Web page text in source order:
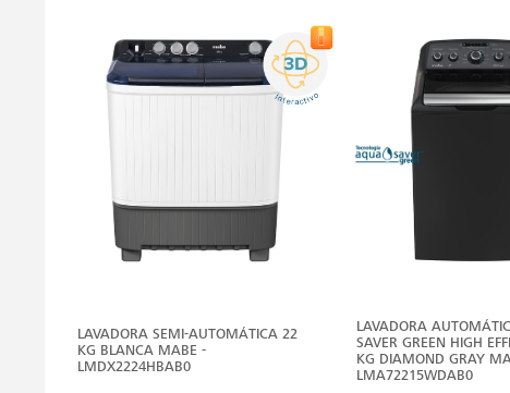
LAVADORA SEMI-AUTOMÁTICA 22
KG BLANCA MABE -
LMDX2224HBAB0
LAVADORA
SAVER GREEN HIGH
KG DIAMOND GRAY
LMA72215WDAB0